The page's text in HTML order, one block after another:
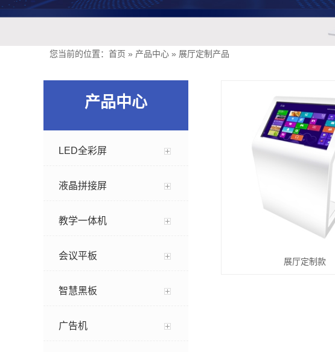
您当前的位置： 首页 » 产品中心 » 展厅定制产品
产品中心
LED全彩屏
液晶拼接屏
教学一体机
会议平板
智慧黑板
广告机
展厅定制款